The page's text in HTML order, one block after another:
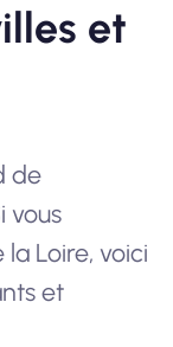
et
de
vous
Loire, voici
et